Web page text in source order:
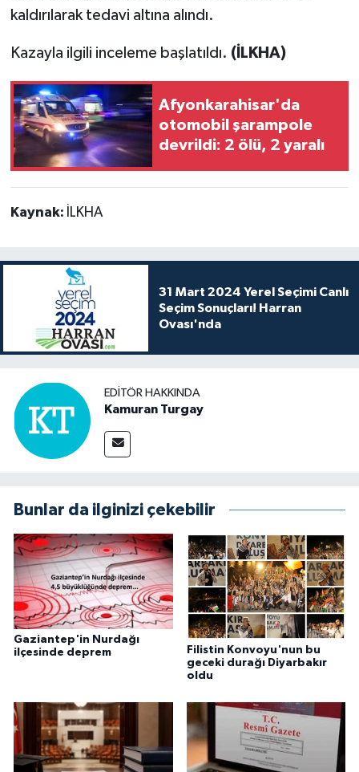
kaldırılarak tedavi altına alındı.
Kazayla ilgili inceleme başlatıldı. (İLKHA)
Afyonkarahisar'da
otomobil şarampole
devrildi: 2 ölü, 2 yaralı
Kaynak: İLKHA
31 Mart 2024 Yerel Seçimi Canlı
Seçim Sonuçları! Harran
Ovası'nda
EDITÖR HAKKINDA
Kamuran Turgay
Bunlar da ilginizi çekebilir
Gaziantep'in Nurdağı
ilçesinde deprem
Filistin Konvoyu'nun bu
geceki durağı Diyarbakır
oldu